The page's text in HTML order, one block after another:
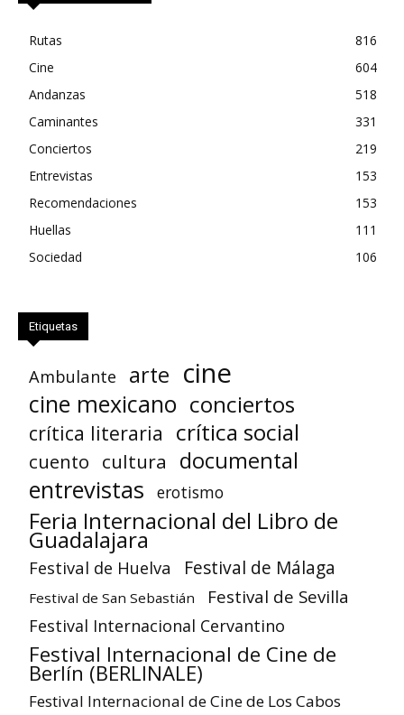
Rutas
816
Cine
604
Andanzas
518
Caminantes
331
Conciertos
219
Entrevistas
153
Recomendaciones
153
Huellas
111
Sociedad
106
Etiquetas
Ambulante arte cine
cine mexicano conciertos
crítica literaria crítica social
cuento cultura documental
entrevistas erotismo
Feria Internacional del Libro de
Guadalajara
Festival de Huelva Festival de Málaga
Festival de San Sebastián Festival de Sevilla
Festival Internacional Cervantino
Festival Internacional de Cine de
Berlín (BERLINALE)
Festival Internacional de Cine de Los Cabos